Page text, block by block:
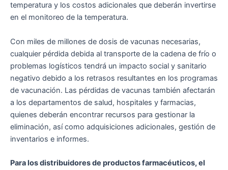
temperatura y los costos adicionales que deberán invertirse
en el monitoreo de la temperatura.
Con miles de millones de dosis de vacunas necesarias,
cualquier pérdida debida al transporte de la cadena de frío o
problemas logísticos tendrá un impacto social y sanitario
negativo debido a los retrasos resultantes en los programas
de vacunación. Las pérdidas de vacunas también afectarán
a los departamentos de salud, hospitales y farmacias,
quienes deberán encontrar recursos para gestionar la
eliminación, así como adquisiciones adicionales, gestión de
inventarios e informes.
Para los distribuidores de productos farmacéuticos, el